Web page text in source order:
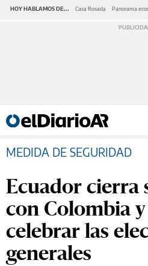
HOY HABLAMOS DE... Casa Rosada Panorama
MEDIDA DE SEGURIDAD
Ecuador cierra
con Colombia
celebrar las
generales